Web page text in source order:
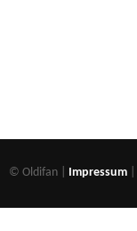
© Oldifan | Impressum